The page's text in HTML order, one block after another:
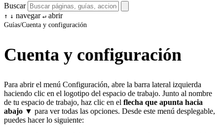
Buscar
↑ ↓ navegar ↵ abrir
Guías/Cuenta y configuración
Cuenta y configuración
Para abrir el menú Configuración, abre la barra lateral izquierda
haciendo clic en el logotipo del espacio de trabajo. Junto al nombre
de tu espacio de trabajo, haz clic en el flecha que apunta hacia
abajo ▼ para ver todas las opciones. Desde este menú desplegable,
puedes hacer lo siguiente: